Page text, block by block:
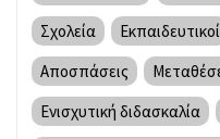
Σχολεία
Εκπαιδευτικοί
Αποσπάσεις
Ενισχυτική διδασκαλία